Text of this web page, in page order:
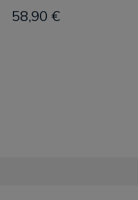
58,90 €